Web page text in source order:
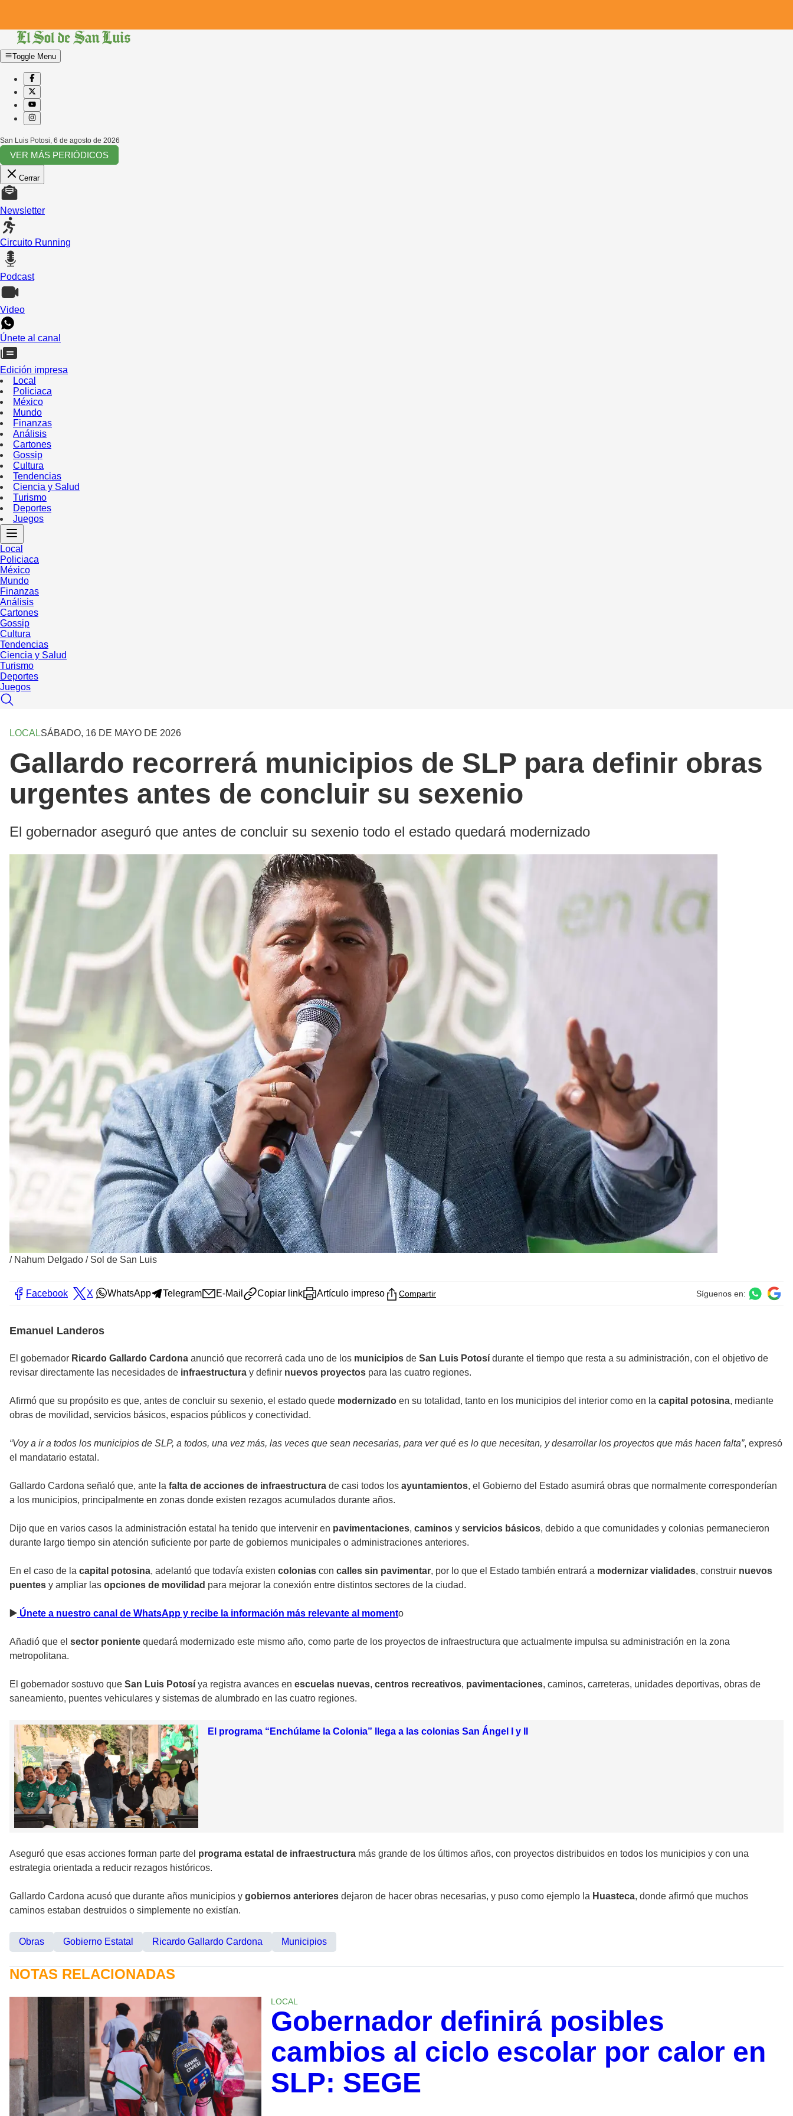
Toggle Menu
San Luis Potosi 6 de agosto de 2026
VER MÁS PERIÓDICOS
Cerrar
Newsletter
Circuito Running
Podcast
Video
Únete al canal
Edición impresa
Local
Policiaca
México
Mundo
Finanzas
Análisis
Cartones
Gossip
Cultura
Tendencias
Ciencia y Salud
Turismo
Deportes
Juegos
Local
Policiaca
México
Mundo
Finanzas
Análisis
Cartones
Gossip
Cultura
Tendencias
Ciencia y Salud
Turismo
Deportes
Juegos
LOCALSÁBADO, 16 DE MAYO DE 2026
Gallardo recorrerá municipios de SLP para definir obras
urgentes antes de concluir su sexenio
El gobernador aseguró que antes de concluir su sexenio todo el estado quedará modernizado
/ Nahum Delgado / Sol de San Luis
Facebook X WhatsApp Telegram E-Mail Copiar link Artículo impreso Compartir Síguenos en:
Emanuel Landeros
El gobernador Ricardo Gallardo Cardona anunció que recorrerá cada uno de los municipios de San Luis Potosí durante el tiempo que resta a su administración, con el objetivo de
revisar directamente las necesidades de infraestructura y definir nuevos proyectos para las cuatro regiones.
Afirmó que su propósito es que, antes de concluir su sexenio, el estado quede modernizado en su totalidad, tanto en los municipios del interior como en la capital potosina, mediante
obras de movilidad, servicios básicos, espacios públicos y conectividad.
“Voy a ir a todos los municipios de SLP, a todos, una vez más, las veces que sean necesarias, para ver qué es lo que necesitan, y desarrollar los proyectos que más hacen falta”, expresó
el mandatario estatal.
Gallardo Cardona señaló que, ante la falta de acciones de infraestructura de casi todos los ayuntamientos, el Gobierno del Estado asumirá obras que normalmente corresponderían
a los municipios, principalmente en zonas donde existen rezagos acumulados durante años.
Dijo que en varios casos la administración estatal ha tenido que intervenir en pavimentaciones, caminos y servicios básicos, debido a que comunidades y colonias permanecieron
durante largo tiempo sin atención suficiente por parte de gobiernos municipales o administraciones anteriores.
En el caso de la capital potosina, adelantó que todavía existen colonias con calles sin pavimentar, por lo que el Estado también entrará a modernizar vialidades, construir nuevos
puentes y ampliar las opciones de movilidad para mejorar la conexión entre distintos sectores de la ciudad.
▶ ️ Únete a nuestro canal de WhatsApp y recibe la información más relevante al momento
Añadió que el sector poniente quedará modernizado este mismo año, como parte de los proyectos de infraestructura que actualmente impulsa su administración en la zona
metropolitana.
El gobernador sostuvo que San Luis Potosí ya registra avances en escuelas nuevas, centros recreativos, pavimentaciones, caminos, carreteras, unidades deportivas, obras de
saneamiento, puentes vehiculares y sistemas de alumbrado en las cuatro regiones.
El programa “Enchúlame la Colonia” llega a las colonias San Ángel I y II
Aseguró que esas acciones forman parte del programa estatal de infraestructura más grande de los últimos años, con proyectos distribuidos en todos los municipios y con una
estrategia orientada a reducir rezagos históricos.
Gallardo Cardona acusó que durante años municipios y gobiernos anteriores dejaron de hacer obras necesarias, y puso como ejemplo la Huasteca, donde afirmó que muchos
caminos estaban destruidos o simplemente no existían.
Obras Gobierno Estatal Ricardo Gallardo Cardona Municipios
NOTAS RELACIONADAS
LOCAL
Gobernador definirá posibles
cambios al ciclo escolar por calor en
SLP: SEGE